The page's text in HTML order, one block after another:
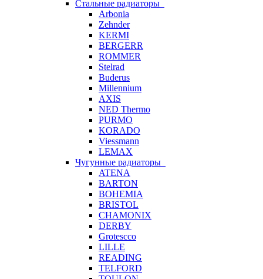
Стальные радиаторы
Arbonia
Zehnder
KERMI
BERGERR
ROMMER
Stelrad
Buderus
Millennium
AXIS
NED Thermo
PURMO
KORADO
Viessmann
LEMAX
Чугунные радиаторы
ATENA
BARTON
BOHEMIA
BRISTOL
CHAMONIX
DERBY
Grotescco
LILLE
READING
TELFORD